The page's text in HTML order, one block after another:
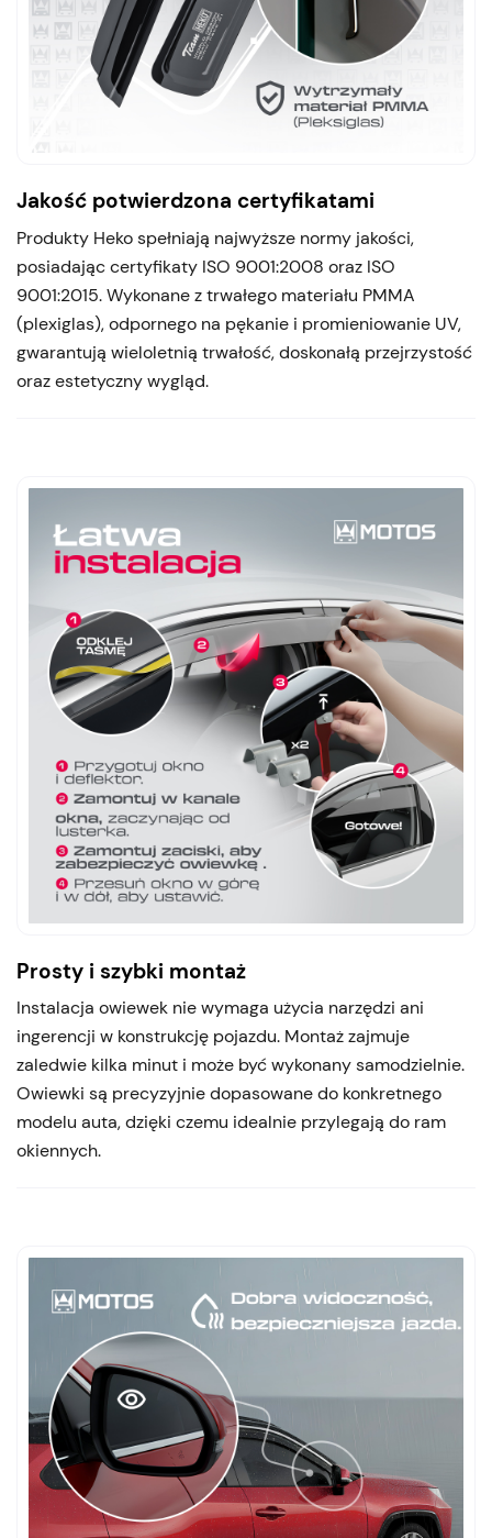
Jakość potwierdzona certyfikatami
Produkty Heko spełniają najwyższe normy jakości,
posiadając certyfikaty ISO 9001:2008 oraz ISO
9001:2015. Wykonane z trwałego materiału PMMA
(plexiglas), odpornego na pękanie i promieniowanie UV,
gwarantują wieloletnią trwałość, doskonałą przejrzystość
oraz estetyczny wygląd.
Prosty i szybki montaż
Instalacja owiewek nie wymaga użycia narzędzi ani
ingerencji w konstrukcję pojazdu. Montaż zajmuje
zaledwie kilka minut i może być wykonany samodzielnie.
Owiewki są precyzyjnie dopasowane do konkretnego
modelu auta, dzięki czemu idealnie przylegają do ram
okiennych.